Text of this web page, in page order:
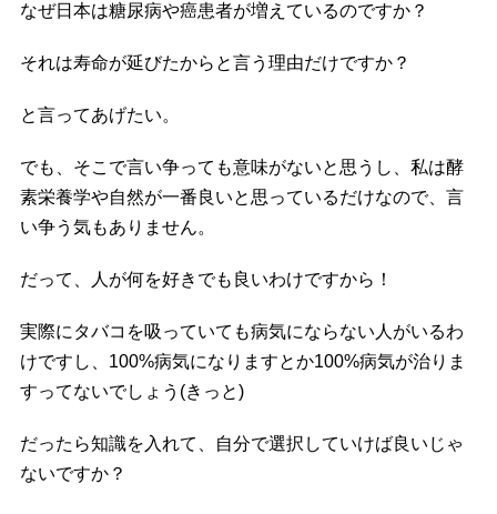
なぜ日本は糖尿病や癌患者が増えているのですか？
それは寿命が延びたからと言う理由だけですか？
と言ってあげたい。
でも、そこで言い争っても意味がないと思うし、私は酵
素栄養学や自然が一番良いと思っているだけなので、言
い争う気もありません。
だって、人が何を好きでも良いわけですから！
実際にタバコを吸っていても病気にならない人がいるわ
けですし、100%病気になりますとか100%病気が治りま
すってないでしょう(きっと)
だったら知識を入れて、自分で選択していけば良いじゃ
ないですか？